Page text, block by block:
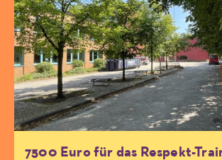
7500 Euro für das Respekt-